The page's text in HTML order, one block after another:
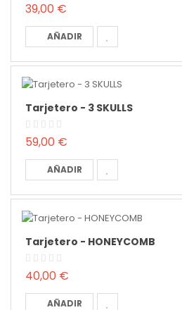
39,00 €
AÑADIR
Tarjetero - 3 SKULLS
59,00 €
AÑADIR
Tarjetero - HONEYCOMB
40,00 €
AÑADIR